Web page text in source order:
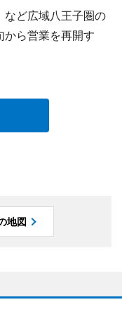
など広域八王子圏の
から営業を再開す
地図